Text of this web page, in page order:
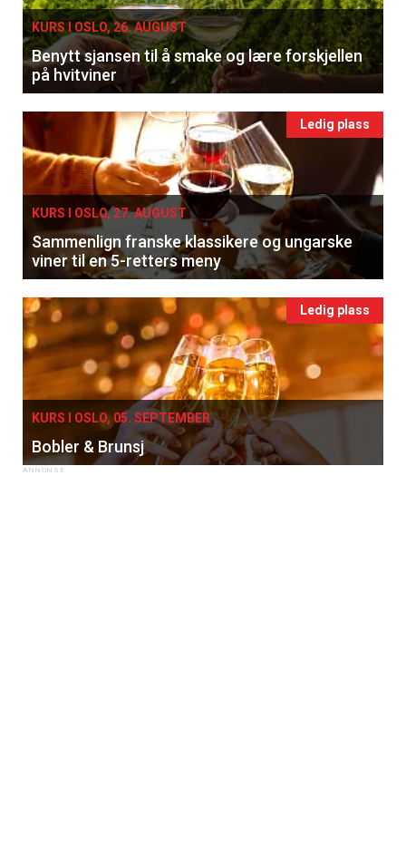
KURS I OSLO, 26. AUGUST
Benytt sjansen til å smake og lære forskjellen
på hvitviner
Ledig plass
KURS I OSLO, 27. AUGUST
Sammenlign franske klassikere og ungarske
viner til en 5-retters meny
Ledig plass
KURS I OSLO, 05. SEPTEMBER
Bobler & Brunsj